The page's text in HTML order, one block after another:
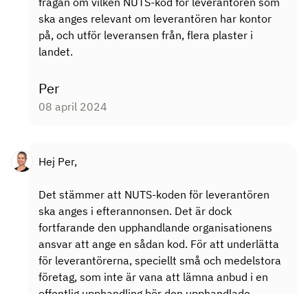
ska anges relevant om leverantören har kontor
på, och utför leveransen från, flera plaster i
landet.
Per
08 april 2024
Hej Per,
Det stämmer att NUTS-koden för leverantören
ska anges i efterannonsen. Det är dock
fortfarande den upphandlande organisationens
ansvar att ange en sådan kod. För att underlätta
för leverantörerna, speciellt små och medelstora
företag, som inte är vana att lämna anbud i en